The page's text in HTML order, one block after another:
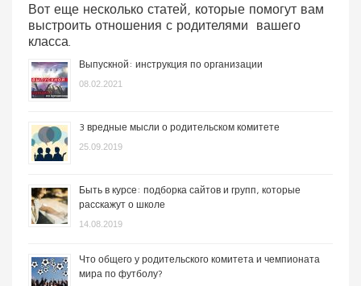
Вот еще несколько статей, которые помогут вам
выстроить отношения с родителями вашего
класса.
Выпускной: инструкция по организации
08.02.2021
3 вредные мысли о родительском комитете
25.09.2019
Быть в курсе: подборка сайтов и групп, которые
расскажут о школе
14.08.2019
Что общего у родительского комитета и чемпионата
мира по футболу?